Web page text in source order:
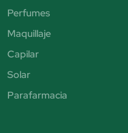
Perfumes
Maquillaje
Capilar
Solar
Parafarmacia